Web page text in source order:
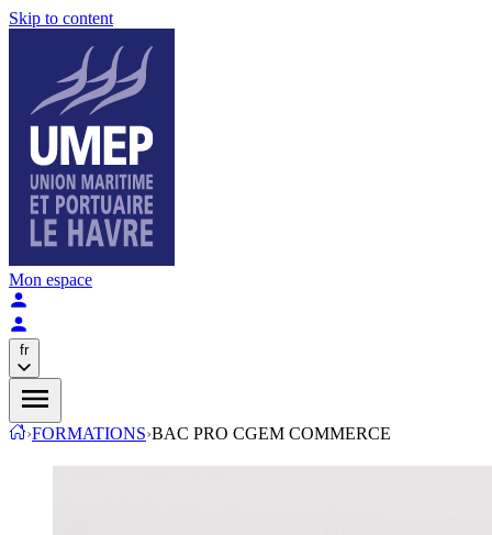
Skip to content
Mon espace
fr
›FORMATIONS›BAC PRO CGEM COMMERCE